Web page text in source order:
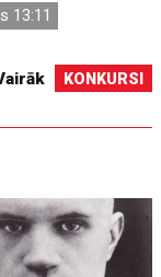
13:11
KONKURSI